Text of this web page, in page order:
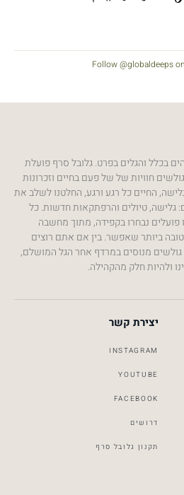
Follow @globaldeeps
הים בכלל והגלים בפרט. גלובל סרף פועלת
חוויות של של פעם בחיים וזכרונות
החיים כל רגע ורגע, החלטנו לשלב את
גלישה, טיולים והרפתקאות חדשות. כל
פועלים נבחרו בקפידה, מתוך מחשבה
ביותר שאפשר. בין אם אתם רוצים
מנוסים במרדף אחר הגל המושלם,
ולהיות חלק מהקהילה.
יצירת קשר
INSTAGRAM
YOUTUBE
FACEBOOK
דרושים
תקנון גלובל סרף